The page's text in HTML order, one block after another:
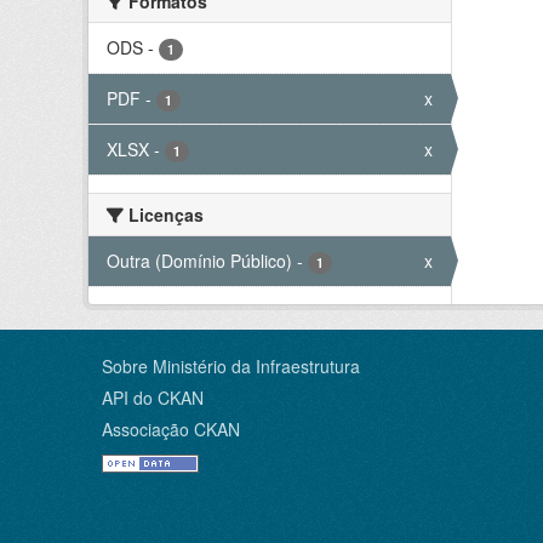
ODS - 1
PDF - 1 x
XLSX - 1 x
Licenças
Outra (Domínio Público) - 1 x
Sobre Ministério da Infraestrutura
API do CKAN
Associação CKAN